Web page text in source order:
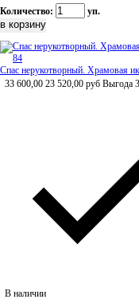
Количество: уп.
Спас нерукотворный. Храмовая
33 600,00 23 520,00 руб Выгода
В наличии